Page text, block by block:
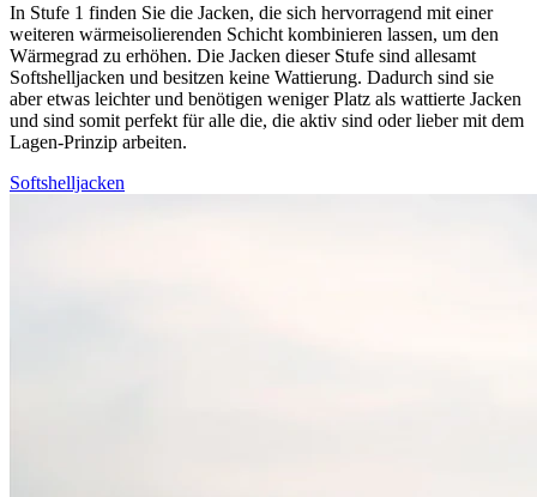
In Stufe 1 finden Sie die Jacken, die sich hervorragend mit einer
weiteren wärmeisolierenden Schicht kombinieren lassen, um den
Wärmegrad zu erhöhen. Die Jacken dieser Stufe sind allesamt
Softshelljacken und besitzen keine Wattierung. Dadurch sind sie
aber etwas leichter und benötigen weniger Platz als wattierte Jacken
und sind somit perfekt für alle die, die aktiv sind oder lieber mit dem
Lagen-Prinzip arbeiten.
Softshelljacken